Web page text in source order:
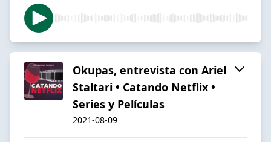
Okupas, entrevista con Ariel
Staltari • Catando Netflix •
Series y Películas
2021-08-09